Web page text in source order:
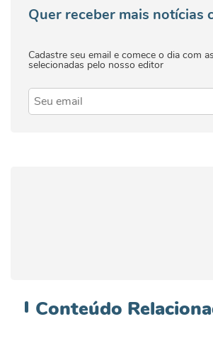
Quer receber mais notícias
Cadastre seu email e comece o dia com
selecionadas pelo nosso editor
Conteúdo